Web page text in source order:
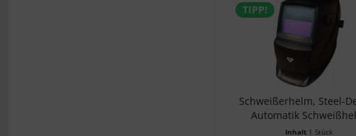
TIPP!
Schweißerhelm, Steel-
Automatik
Inhalt 1 Stück